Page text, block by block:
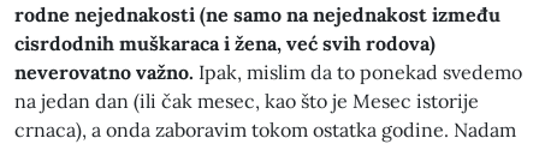
rodne nejednakosti (ne samo na nejednakost između
cisrdodnih muškaraca i žena, već svih rodova)
neverovatno važno. Ipak, mislim da to ponekad svedemo
na jedan dan (ili čak mesec, kao što je Mesec istorije
crnaca), a onda zaboravim tokom ostatka godine. Nadam